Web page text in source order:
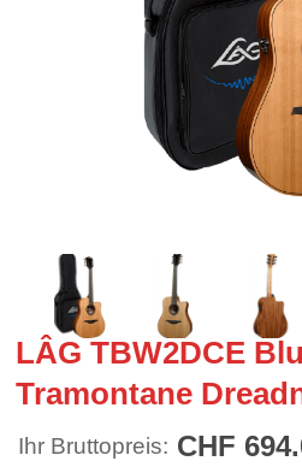
LÂG TBW2DCE
Tramontane
Ihr Bruttopreis: CHF